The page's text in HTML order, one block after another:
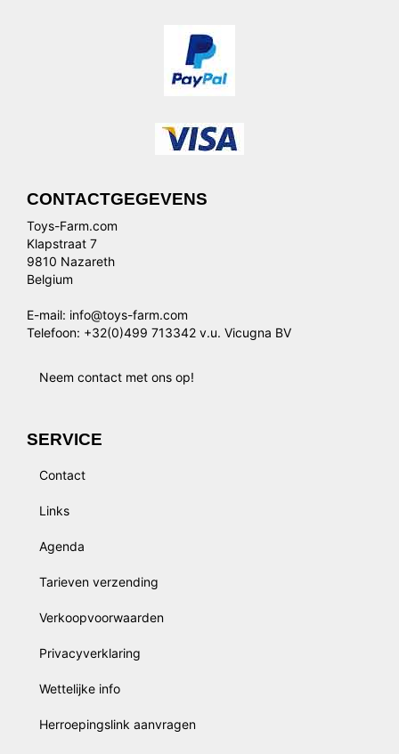
CONTACTGEGEVENS
Toys-Farm.com
Klapstraat 7
9810 Nazareth
Belgium
E-mail: info@toys-farm.com
Telefoon: +32(0)499 713342 v.u. Vicugna BV
Neem contact met ons op!
SERVICE
Contact
Links
Agenda
Tarieven verzending
Verkoopvoorwaarden
Privacyverklaring
Wettelijke info
Herroepingslink aanvragen